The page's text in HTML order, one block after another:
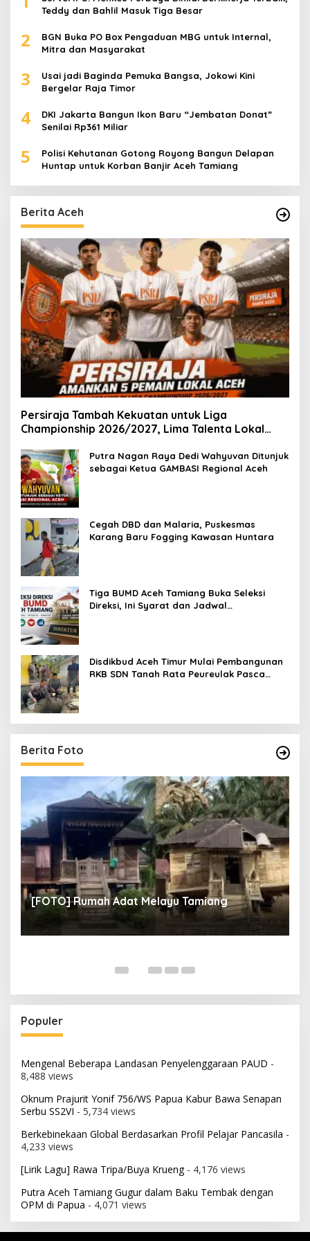
Teddy dan Bahlil Masuk Tiga Besar
2
BGN Buka PO Box Pengaduan MBG untuk Internal,
Mitra dan Masyarakat
3
Usai jadi Baginda Pemuka Bangsa, Jokowi Kini
Bergelar Raja Timor
4
DKI Jakarta Bangun Ikon Baru “Jembatan Donat”
Senilai Rp361 Miliar
5
Polisi Kehutanan Gotong Royong Bangun Delapan
Huntap untuk Korban Banjir Aceh Tamiang
Berita Aceh
Persiraja Tambah Kekuatan untuk Liga
Championship 2026/2027, Lima Talenta Lokal
Putra Nagan Raya Dedi Wahyuvan Ditunjuk
sebagai Ketua GAMBASI Regional Aceh
Cegah DBD dan Malaria, Puskesmas
Karang Baru Fogging Kawasan Huntara
Tiga BUMD Aceh Tamiang Buka Seleksi
Direksi, Ini Syarat dan Jadwal
Disdikbud Aceh Timur Mulai Pembangunan
RKB SDN Tanah Rata Peureulak Pasca
Berita Foto
[FOTO] Rumah Adat Melayu Tamiang
Populer
Mengenal Beberapa Landasan Penyelenggaraan PAUD -
8,488 views
Oknum Prajurit Yonif 756/WS Papua Kabur Bawa Senapan
Serbu SS2VI - 5,734 views
Berkebinekaan Global Berdasarkan Profil Pelajar Pancasila -
4,233 views
[Lirik Lagu] Rawa Tripa/Buya Krueng- 4,176 views
Putra Aceh Tamiang Gugur dalam Baku Tembak dengan
OPM di Papua - 4,071 views